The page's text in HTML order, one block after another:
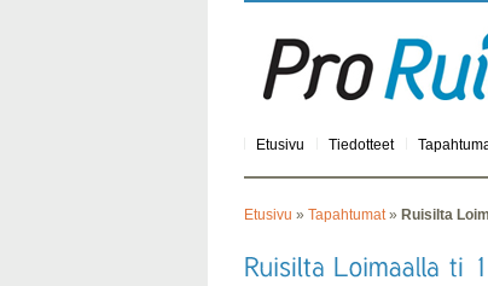
Etusivu Tiedotteet
Etusivu » Tapahtumat» Ruisilta